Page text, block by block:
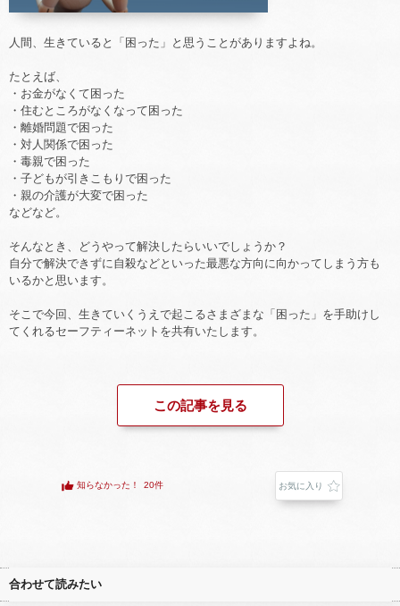
人間、生きていると「困った」と思うことがありますよね。
たとえば、
・お金がなくて困った
・住むところがなくなって困った
・離婚問題で困った
・対人関係で困った
・毒親で困った
・子どもが引きこもりで困った
・親の介護が大変で困った
などなど。
そんなとき、どうやって解決したらいいでしょうか？
自分で解決できずに自殺などといった最悪な方向に向かってしまう方も
いるかと思います。
そこで今回、生きていくうえで起こるさまざまな「困った」を手助けし
てくれるセーフティーネットを共有いたします。
この記事を見る
知らなかった！ 20件 お気に入り
合わせて読みたい